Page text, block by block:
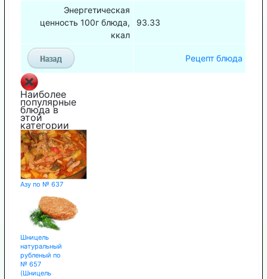
Энергетическая
ценность 100г блюда,
ккал
93.33
Рецепт блюда
Наиболее
популярные
блюда в
этой
категории
Азу по № 637
Шницель
натуральный
рубленый по
№ 657
(Шницель